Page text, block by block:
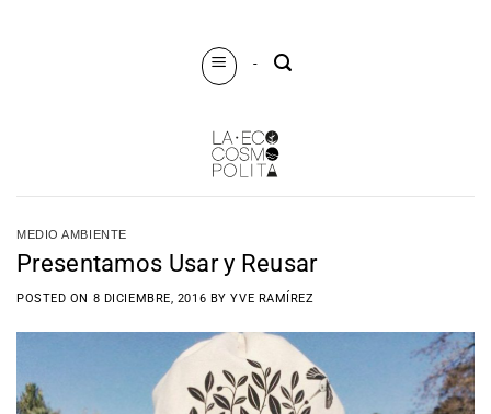
-
MEDIO AMBIENTE
Presentamos Usar y Reusar
POSTED ON 8 DICIEMBRE, 2016 BYYVE RAMÍREZ